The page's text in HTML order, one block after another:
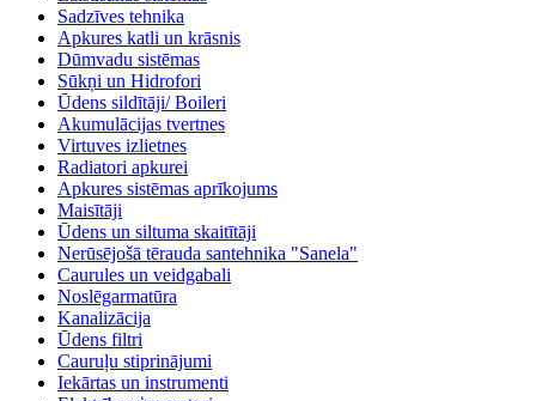
Sadzīves tehnika
Apkures katli un krāsnis
Dūmvadu sistēmas
Sūkņi un Hidrofori
Ūdens sildītāji/ Boileri
Akumulācijas tvertnes
Virtuves izlietnes
Radiatori apkurei
Apkures sistēmas aprīkojums
Maisītāji
Ūdens un siltuma skaitītāji
Nerūsējošā tērauda santehnika "Sanela"
Caurules un veidgabali
Noslēgarmatūra
Kanalizācija
Ūdens filtri
Cauruļu stiprinājumi
Iekārtas un instrumenti